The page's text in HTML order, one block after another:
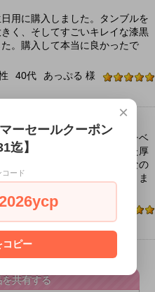
用に購入しました。タンブルを
く、そしてすごいキレイな漆黒
。購入して本当に良かったで
あっぷる 様
40代
ゴル産や山東省産ではなくチベ
てでしたが、ぷっくりとした厚
ンでした。モリオンが好きなの
お迎えしたいなと思っておりま
ございました。
ちっぱ 様
女性
を共有する
×
ーセールクーポン
迄】
コード
コピー